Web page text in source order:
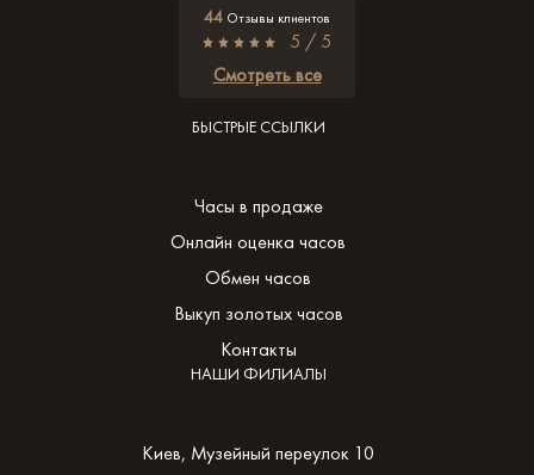
44 Отзывы клиентов
5 / 5
Смотреть все
БЫСТРЫЕ ССЫЛКИ
Часы в продаже
Онлайн оценка часов
Обмен часов
Выкуп золотых часов
Контакты
НАШИ ФИЛИАЛЫ
Киев, Музейный переулок 10